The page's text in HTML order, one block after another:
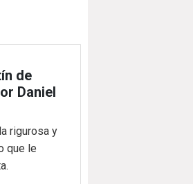
de
Daniel
rigurosa y
que le